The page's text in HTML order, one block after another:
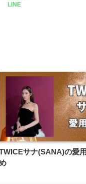
LINE
サナ(SANA)の愛